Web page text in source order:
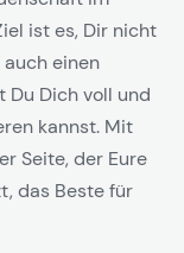
ist es, Dir nicht
einen
Du Dich voll und
kannst. Mit
Seite, der Eure
das Beste für